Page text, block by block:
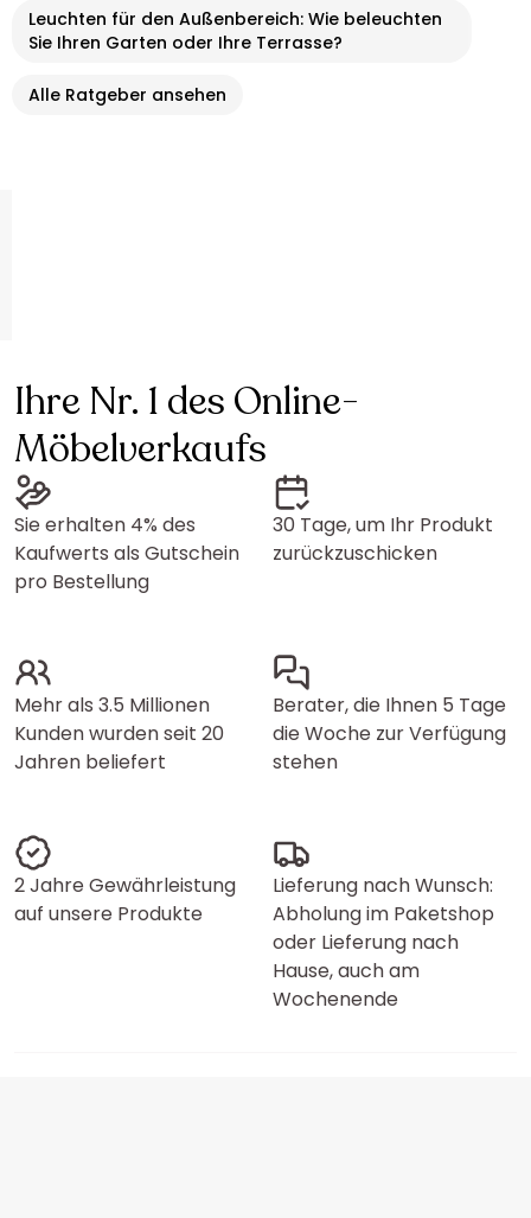
Leuchten für den Außenbereich: Wie beleuchten
Sie Ihren Garten oder Ihre Terrasse?
Alle Ratgeber ansehen
Ihre Nr. 1 des Online-
Möbelverkaufs
Sie erhalten 4% des
Kaufwerts als Gutschein
pro Bestellung
30 Tage, um Ihr Produkt
zurückzuschicken
Mehr als 3.5 Millionen
Kunden wurden seit 20
Jahren beliefert
Berater, die Ihnen 5 Tage
die Woche zur Verfügung
stehen
2 Jahre Gewährleistung
auf unsere Produkte
Lieferung nach Wunsch:
Abholung im Paketshop
oder Lieferung nach
Hause, auch am
Wochenende